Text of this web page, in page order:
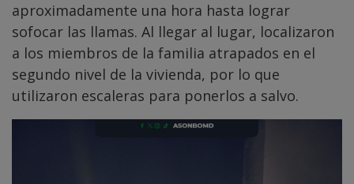
aproximadamente una hora hasta lograr
sofocar las llamas. Al llegar al lugar, localizaron
a los miembros de la familia atrapados en el
segundo nivel de la vivienda, por lo que
utilizaron escaleras para ponerlos a salvo.